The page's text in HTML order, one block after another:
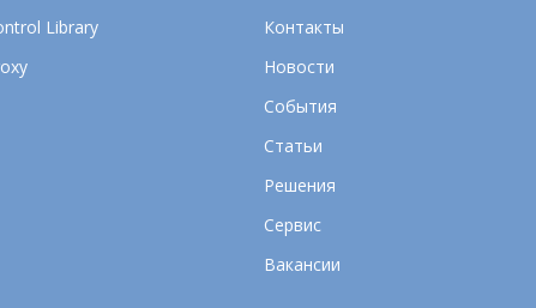
Library
Контакты
Новости
События
Статьи
Решения
Сервис
Вакансии